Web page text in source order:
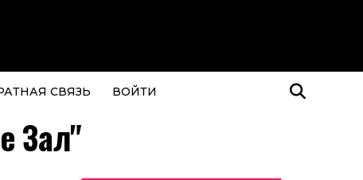
СВЯЗЬ ВОЙТИ
Зал"